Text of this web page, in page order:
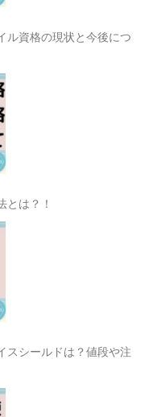
ル資格の現状と今後につ
とは？！
スシールドは？値段や注